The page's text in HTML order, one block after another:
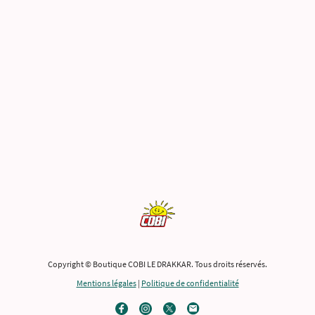
Copyright © Boutique COBI LE DRAKKAR. Tous droits réservés.
Mentions légales| Politique de confidentialité